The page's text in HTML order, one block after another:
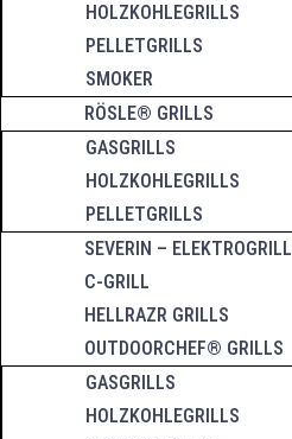
HOLZKOHLEGRILLS
PELLETGRILLS
SMOKER
RÖSLE® GRILLS
GASGRILLS
HOLZKOHLEGRILLS
PELLETGRILLS
SEVERIN – ELEKTROGRILL
C-GRILL
HELLRAZR GRILLS
OUTDOORCHEF® GRILLS
GASGRILLS
HOLZKOHLEGRILLS